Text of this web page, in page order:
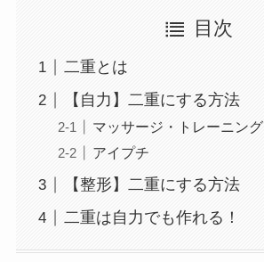
目次
二重とは
【自力】二重にする方法
マッサージ・トレーニング
アイプチ
【整形】二重にする方法
二重は自力でも作れる！